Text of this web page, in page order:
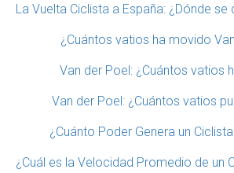
La Vuelta Ciclista a España: ¿Dónde
¿Cuántos vatios ha movido
Van der Poel: ¿Cuántos vatios
Van der Poel: ¿Cuántos vatios
¿Cuánto Poder Genera un
¿Cuál es la Velocidad Promedio de un